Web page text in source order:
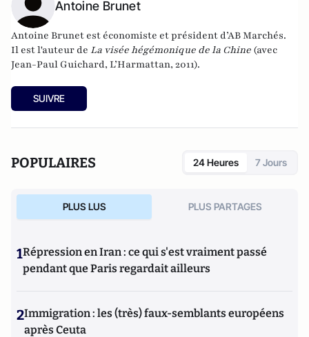
Antoine Brunet
Antoine Brunet est économiste et président d’AB Marchés.
Il est l'auteur de La visée hégémonique de la Chine (avec
Jean-Paul Guichard, L’Harmattan, 2011).
SUIVRE
POPULAIRES 24 Heures 7 Jours
PLUS LUS PLUS PARTAGES
1Répression en Iran : ce qui s'est vraiment passé
pendant que Paris regardait ailleurs
2Immigration : les (très) faux-semblants européens
après Ceuta